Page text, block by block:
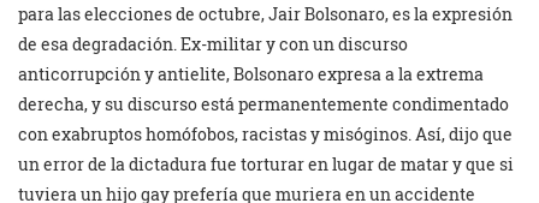
para las elecciones de octubre, Jair Bolsonaro, es la expresión
de esa degradación. Ex-militar y con un discurso
anticorrupción y antielite, Bolsonaro expresa a la extrema
derecha, y su discurso está permanentemente condimentado
con exabruptos homófobos, racistas y misóginos. Así, dijo que
un error de la dictadura fue torturar en lugar de matar y que si
tuviera un hijo gay prefería que muriera en un accidente